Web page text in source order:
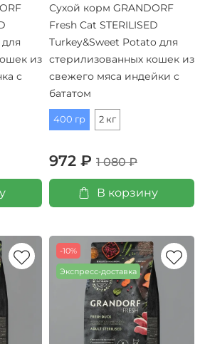
из
с
Сухой корм GRANDORF
Fresh Cat STERILISED
Turkey&Sweet Potato для
стерилизованных кошек из
свежего мяса индейки с
бататом
400 гр 2 кг
972 ₽ 1 080 ₽
В корзину
-10%
Экспресс-доставка